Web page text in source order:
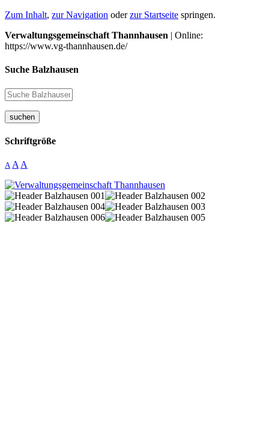
Zum Inhalt, zur Navigation oderzur Startseite springen.
Verwaltungsgemeinschaft Thannhausen | Online:
https://www.vg-thannhausen.de/
Suche Balzhausen
suchen
Schriftgröße
A A A